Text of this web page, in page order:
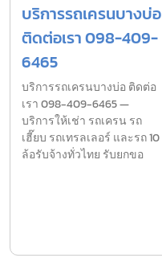
บริการรถเครนบางบ่อ
ติดต่อเรา 098-409-
6465
บริการรถเครนบางบ่อ ติดต่อ
เรา 098-409-6465 —
บริการให้เช่า รถเครน รถ
เฮี๊ยบ รถเทรลเลอร์ และรถ 10
ล้อรับจ้างทั่วไทย รับยกขอ